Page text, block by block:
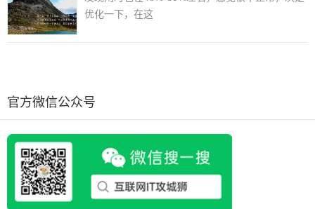
优化一下，在这
官方微信公众号